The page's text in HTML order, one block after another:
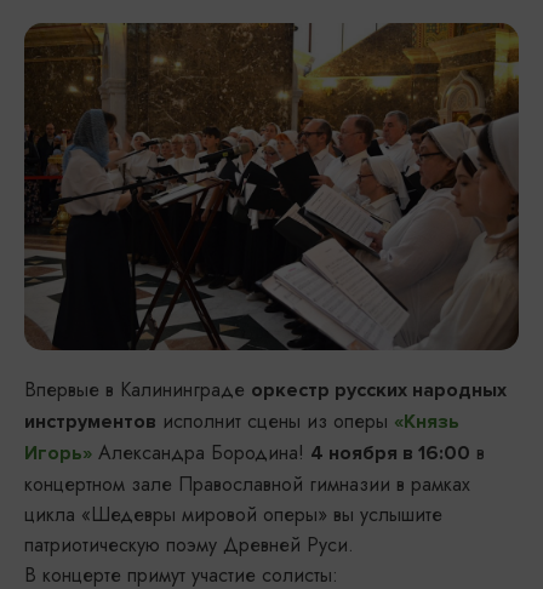
Впервые в Калининграде оркестр русских народных
инструментов исполнит сцены из оперы «Князь
Игорь» Александра Бородина! 4 ноября в 16:00 в
концертном зале Православной гимназии в рамках
цикла «Шедевры мировой оперы» вы услышите
патриотическую поэму Древней Руси.
В концерте примут участие солисты: